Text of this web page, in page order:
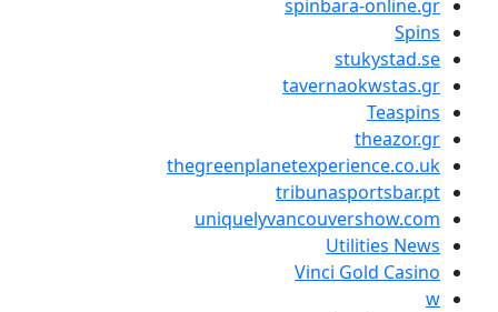
Vinci